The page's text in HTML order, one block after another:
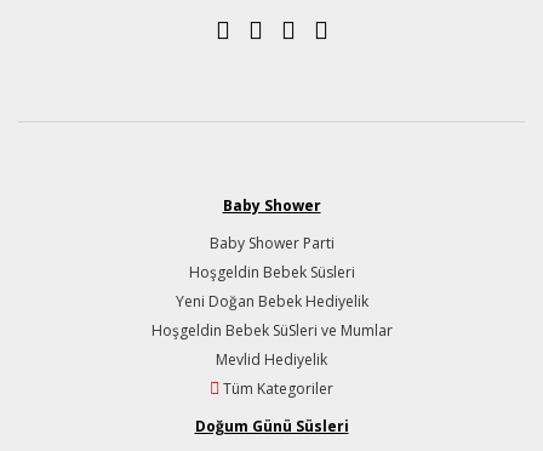
Baby Shower
Baby Shower Parti
Hoşgeldin Bebek Süsleri
Yeni Doğan Bebek Hediyelik
Hoşgeldin Bebek SüSleri ve Mumlar
Mevlid Hediyelik
Tüm Kategoriler
Doğum Günü Süsleri